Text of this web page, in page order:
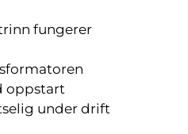
fungerer
oppstart
under drift